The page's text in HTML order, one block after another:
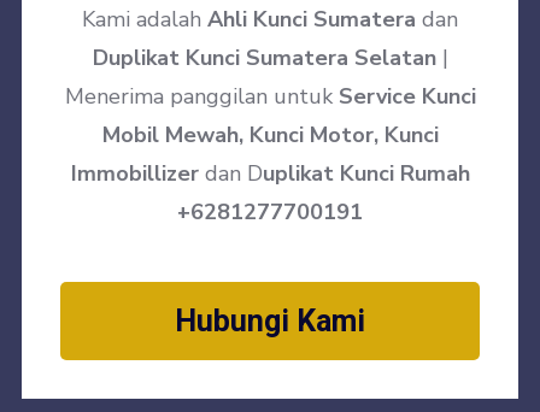
Kami adalah Ahli Kunci Sumatera dan
Duplikat Kunci Sumatera Selatan|
Menerima panggilan untuk Service Kunci
Mobil Mewah, Kunci Motor, Kunci
Immobillizerdan Duplikat Kunci Rumah
+6281277700191
Hubungi Kami